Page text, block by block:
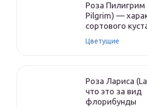
Роза Пилигрим
Pilgrim) —
сортового
Цветущие
Роза Лариса
что это за вид
флорибунды